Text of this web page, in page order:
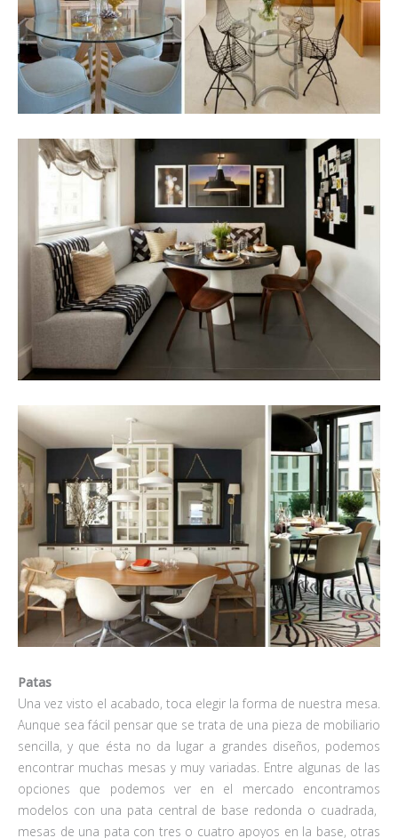
Patas
Una vez visto el acabado, toca elegir la forma de nuestra mesa.
Aunque sea fácil pensar que se trata de una pieza de mobiliario
sencilla, y que ésta no da lugar a grandes diseños, podemos
encontrar muchas mesas y muy variadas. Entre algunas de las
opciones que podemos ver en el mercado encontramos
modelos con una pata central de base redonda o cuadrada,
mesas de una pata con tres o cuatro apoyos en la base, otras